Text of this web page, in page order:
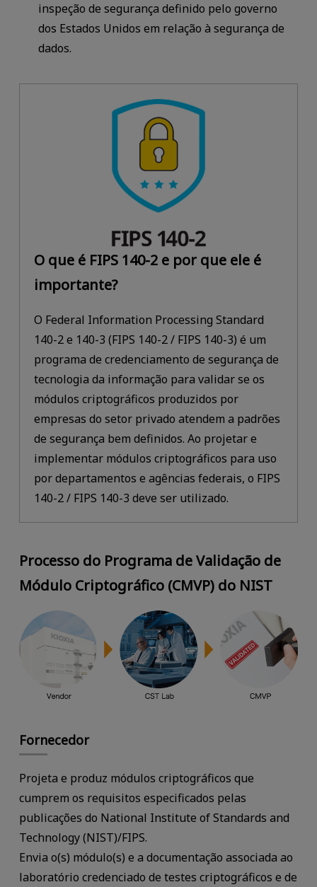
inspeção de segurança definido pelo governo
dos Estados Unidos em relação à segurança de
dados.
O que é FIPS 140-2 e por que ele é
importante?
O Federal Information Processing Standard
140-2 e 140-3 (FIPS 140-2 / FIPS 140-3) é um
programa de credenciamento de segurança de
tecnologia da informação para validar se os
módulos criptográficos produzidos por
empresas do setor privado atendem a padrões
de segurança bem definidos. Ao projetar e
implementar módulos criptográficos para uso
por departamentos e agências federais, o FIPS
140-2 / FIPS 140-3 deve ser utilizado.
Processo do Programa de Validação de
Módulo Criptográfico (CMVP) do NIST
Fornecedor
Projeta e produz módulos criptográficos que
cumprem os requisitos especificados pelas
publicações do National Institute of Standards and
Technology (NIST)/FIPS.
Envia o(s) módulo(s) e a documentação associada ao
laboratório credenciado de testes criptográficos e de